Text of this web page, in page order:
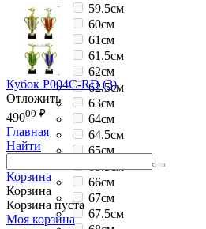
59.5см
60см
61см
61.5см
62см
62.5см
63см
64см
64.5см
65см
65.5см
66см
67см
67.5см
Кубок P004C-RD (3)
Отложить
49000 ₽
Главная
Найти
Корзина
Корзина
Корзина пуста
Моя корзина